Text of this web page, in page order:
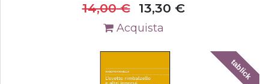
14,00€ 13,30 €
Acquista
tablick